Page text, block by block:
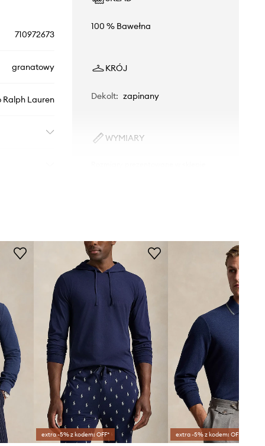
710972673
granatowy
Ralph Lauren
100 % Bawełna
KRÓJ
Dekolt: zapinany
WYMIARY
Tabela rozmiarów
extra -5% z kodem: OFF* extra -5% z kodem: OFF*